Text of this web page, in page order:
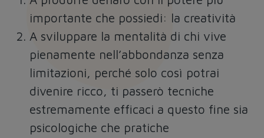
importante che possiedi: la creatività
A sviluppare la mentalità di chi vive
pienamente nell’abbondanza senza
limitazioni, perché solo così potrai
divenire ricco, ti passerò tecniche
estremamente efficaci a questo fine sia
psicologiche che pratiche